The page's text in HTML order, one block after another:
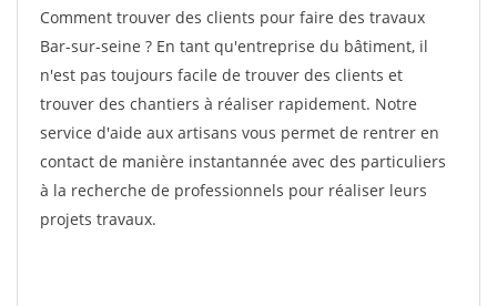
Comment trouver des clients pour faire des travaux
Bar-sur-seine ? En tant qu'entreprise du bâtiment, il
n'est pas toujours facile de trouver des clients et
trouver des chantiers à réaliser rapidement. Notre
service d'aide aux artisans vous permet de rentrer en
contact de manière instantannée avec des particuliers
à la recherche de professionnels pour réaliser leurs
projets travaux.